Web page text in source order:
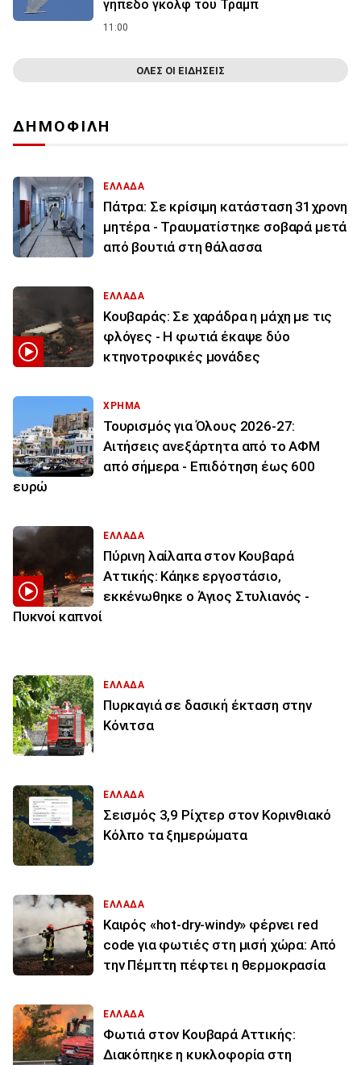
γήπεδο γκολφ του Τραμπ
11:00
ΟΛΕΣ ΟΙ ΕΙΔΗΣΕΙΣ
ΔΗΜΟΦΙΛΗ
ΕΛΛΑΔΑ
Πάτρα: Σε κρίσιμη κατάσταση 31χρονη
μητέρα - Τραυματίστηκε σοβαρά μετά
από βουτιά στη θάλασσα
ΕΛΛΑΔΑ
Κουβαράς: Σε χαράδρα η μάχη με τις
φλόγες - Η φωτιά έκαψε δύο
κτηνοτροφικές μονάδες
ΧΡΗΜΑ
Τουρισμός για Όλους 2026-27:
Αιτήσεις ανεξάρτητα από το ΑΦΜ
από σήμερα - Επιδότηση έως 600
ευρώ
ΕΛΛΑΔΑ
Πύρινη λαίλαπα στον Κουβαρά
Αττικής: Κάηκε εργοστάσιο,
εκκένωθηκε ο Άγιος Στυλιανός -
Πυκνοί καπνοί
ΕΛΛΑΔΑ
Πυρκαγιά σε δασική έκταση στην
Κόνιτσα
ΕΛΛΑΔΑ
Σεισμός 3,9 Ρίχτερ στον Κορινθιακό
Κόλπο τα ξημερώματα
ΕΛΛΑΔΑ
Καιρός «hot-dry-windy» φέρνει red
code για φωτιές στη μισή χώρα: Από
την Πέμπτη πέφτει η θερμοκρασία
ΕΛΛΑΔΑ
Φωτιά στον Κουβαρά Αττικής:
Διακόπηκε η κυκλοφορία στη